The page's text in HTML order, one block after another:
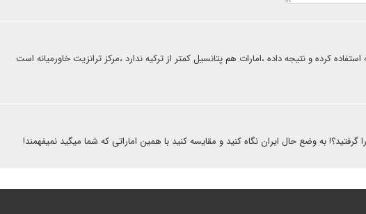
کرده و نتیجه داده ،امارات هم پتانسیل کمتر از ترکیه ندارد ،مرکز ترانزیت خاورمیانه است
به وضع حال ایران نگاه کنید و مقایسه کنید با همین اماراتی که شما میگید نمیفهمند!